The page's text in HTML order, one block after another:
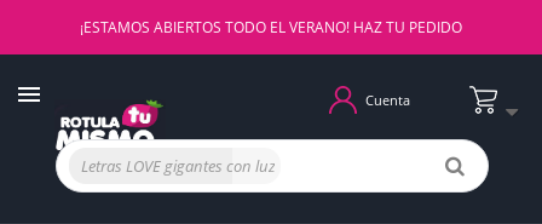
¡ESTAMOS ABIERTOS TODO EL VERANO! HAZ TU PEDIDO
Cuenta